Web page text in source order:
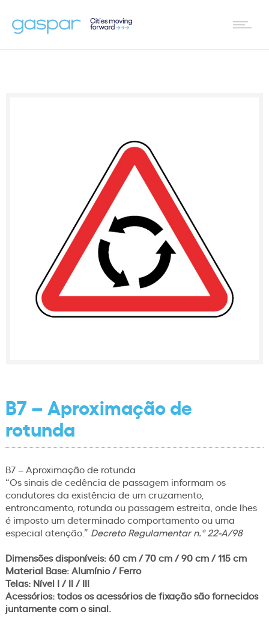
B7 – Aproximação de
rotunda
B7 – Aproximação de rotunda
“Os sinais de cedência de passagem informam os
condutores da existência de um cruzamento,
entroncamento, rotunda ou passagem estreita, onde lhes
é imposto um determinado comportamento ou uma
especial atenção.” Decreto Regulamentar n.º 22-A/98
Dimensões disponíveis: 60 cm / 70 cm / 90 cm / 115 cm
Material Base: Alumínio / Ferro
Telas: Nível I / II / III
Acessórios: todos os acessórios de fixação são fornecidos
juntamente com o sinal.